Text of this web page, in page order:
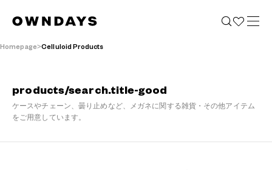
Homepage Celluloid Products
products/search.title-good
ケースやチェーン、曇り止めなど、メガネに関する雑貨・その他アイテム
をご用意しています。